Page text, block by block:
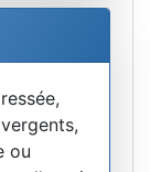
ou